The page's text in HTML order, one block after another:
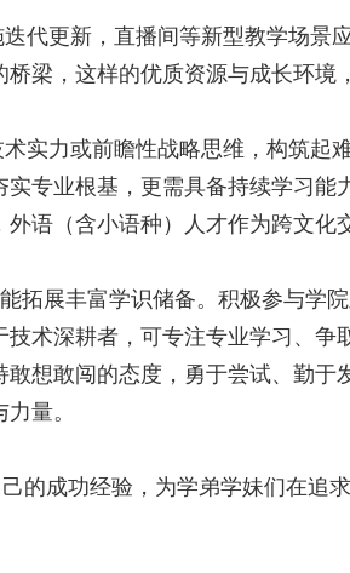
代更新，直播间等新型教学场景
梁，这样的优质资源与成长环境
实力或前瞻性战略思维，构筑起
专业根基，更需具备持续学习
语（含小语种）人才作为跨文
展丰富学识储备。积极参与学
术深耕者，可专注专业学习、
想敢闯的态度，勇于尝试、勤
量。
的成功经验，为学弟学妹们在追